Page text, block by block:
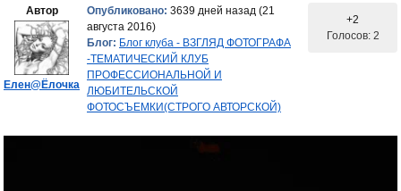
Автор
Елен@Ёлочка
Опубликовано: 3639 дней назад (21
августа 2016)
Блог: Блог клуба - ВЗГЛЯД ФОТОГРАФА
-ТЕМАТИЧЕСКИЙ КЛУБ
ПРОФЕССИОНАЛЬНОЙ И
ЛЮБИТЕЛЬСКОЙ
ФОТОСЪЕМКИ(СТРОГО АВТОРСКОЙ)
+2
Голосов: 2